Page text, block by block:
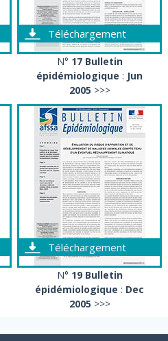
Téléchargement
N° 17 Bulletin
épidémiologique : Jun
2005 >>>
Téléchargement
N° 19 Bulletin
épidémiologique : Dec
2005 >>>